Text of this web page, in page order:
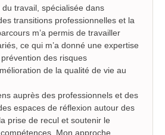
travail, spécialisée dans
transitions professionnelles et la
m’a permis de travailler
ce qui m’a donné une expertise
des risques
de la qualité de vie au
auprès des professionnels et des
espaces de réflexion autour des
prise de recul et soutenir le
Mon approche